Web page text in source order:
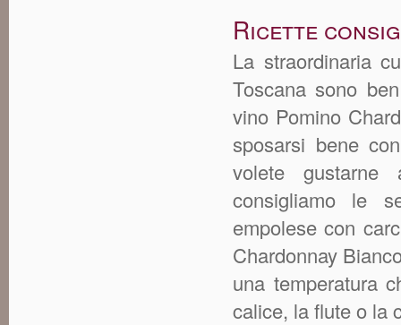
Ricette
La straordinaria
Toscana sono
vino Pomino
sposarsi bene
volete gustarne
consigliamo le
empolese con
Chardonnay
una temperatura
calice, la flute o la